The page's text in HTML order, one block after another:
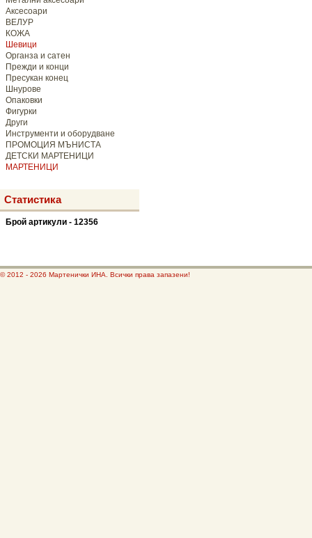
Аксесоари
ВЕЛУР
КОЖА
Шевици
Органза и сатен
Прежди и конци
Пресукан конец
Шнурове
Опаковки
Фигурки
Други
Инструменти и оборудване
ПРОМОЦИЯ МЪНИСТА
ДЕТСКИ МАРТЕНИЦИ
МАРТЕНИЦИ
Статистика
Брой артикули - 12356
© 2012 - 2026 Мартенички ИНА. Всички права запазени!